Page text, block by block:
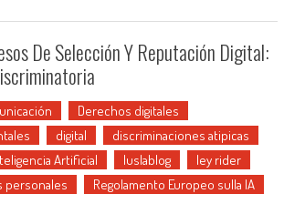
De Selección Y Reputación Digital:
Derechos digitales
digital
discriminaciones atipicas
Artificial Iuslablog
ley rider
personales
Regolamento Europeo sulla IA